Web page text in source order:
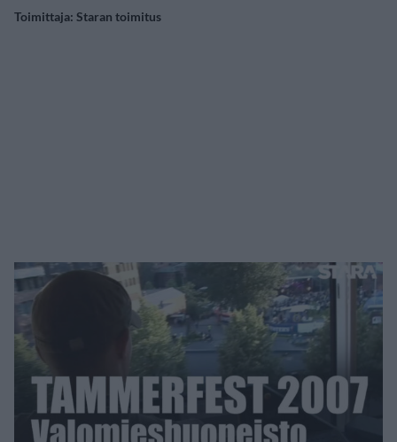
Toimittaja: Staran toimitus